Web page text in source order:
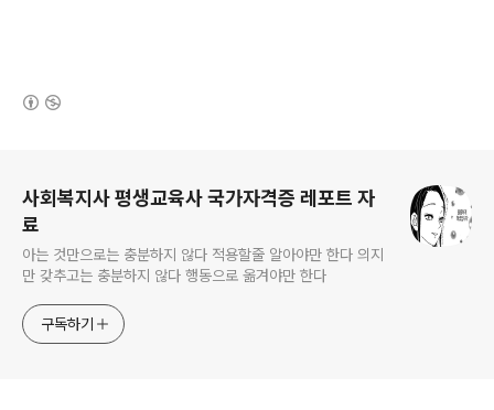
사회복지사 평생교육사 국가자격증 레포트 자
료
아는 것만으로는 충분하지 않다 적용할줄 알아야만 한다 의지
만 갖추고는 충분하지 않다 행동으로 옮겨야만 한다
구독하기